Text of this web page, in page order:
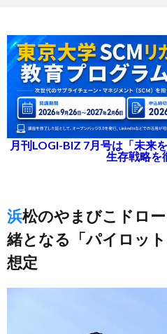
月刊LOGI-BIZ 7月号は「未来
生存戦略を
浜松のやまびこドローン社、架線工事の端
緒となる「パイロッ
想定